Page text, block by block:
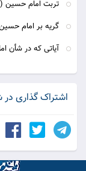
تربت امام حسین
گریه بر امام
آیاتی که در شأن
اشتراک گذاری